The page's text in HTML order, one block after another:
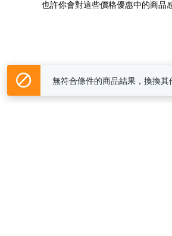
也許你會對這些價格優惠中的商品
無符合條件的商品結果，換換其